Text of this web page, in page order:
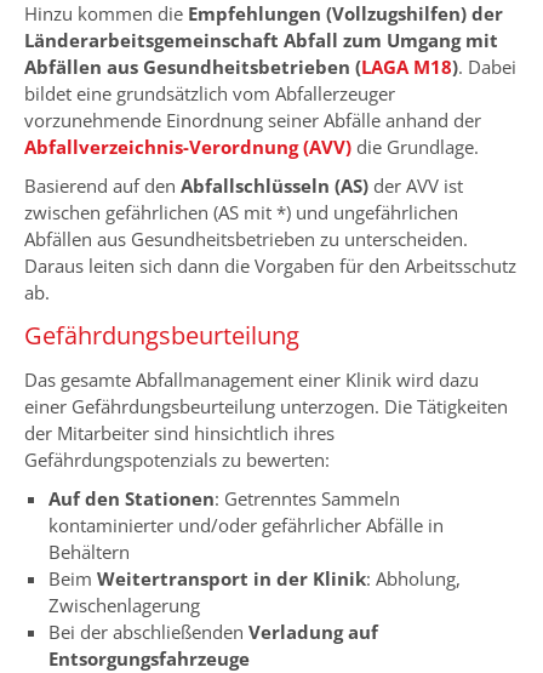
Hinzu kommen die Empfehlungen (Vollzugshilfen) der
Länderarbeitsgemeinschaft Abfall zum Umgang mit
Abfällen aus Gesundheitsbetrieben (LAGA M18). Dabei
bildet eine grundsätzlich vom Abfallerzeuger
vorzunehmende Einordnung seiner Abfälle anhand der
Abfallverzeichnis-Verordnung (AVV) die Grundlage.
Basierend auf den Abfallschlüsseln (AS) der AVV ist
zwischen gefährlichen (AS mit *) und ungefährlichen
Abfällen aus Gesundheitsbetrieben zu unterscheiden.
Daraus leiten sich dann die Vorgaben für den Arbeitsschutz
ab.
Gefährdungsbeurteilung
Das gesamte Abfallmanagement einer Klinik wird dazu
einer Gefährdungsbeurteilung unterzogen. Die Tätigkeiten
der Mitarbeiter sind hinsichtlich ihres
Gefährdungspotenzials zu bewerten:
Auf den Stationen: Getrenntes Sammeln
kontaminierter und/oder gefährlicher Abfälle in
Behältern
Beim Weitertransport in der Klinik: Abholung,
Zwischenlagerung
Bei der abschließenden Verladung auf
Entsorgungsfahrzeuge